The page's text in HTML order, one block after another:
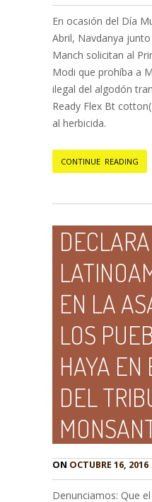
En ocasión del Día
Abril, Navdanya
Manch solicitan al
Modi que prohíba a
ilegal del algodón
Ready Flex Bt
al herbicida.
CONTINUE READING
EN LA
LOS
HAYA EN
DEL
ON OCTUBRE 16, 2016
Denunciamos: Que